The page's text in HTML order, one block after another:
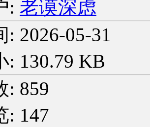
: 老谟深虑
: 2026-05-31
: 130.79 KB
: 859
: 147